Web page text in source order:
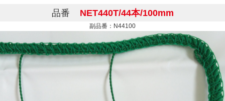
品番 NET440T/44本/100mm
副品番：N44100